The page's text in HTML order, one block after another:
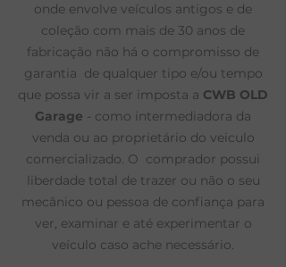
onde envolve veículos antigos e de
coleção com mais de 30 anos de
fabricação não há o compromisso de
garantia de qualquer tipo e/ou tempo
que possa vir a ser imposta a CWB OLD
Garage - como intermediadora da
venda ou ao proprietário do veiculo
comercializado. O comprador possui
liberdade total de trazer ou não o seu
mecânico ou pessoa de confiança para
ver, examinar e até experimentar o
veículo caso ache necessário.